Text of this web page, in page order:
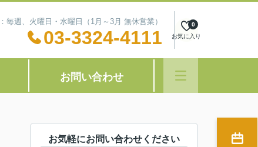
週、火曜日・水曜日（1月～3月 無休営業）
03-3324-4111 お気に入り
0
お問い合わせ
お気軽にお問い合わせください